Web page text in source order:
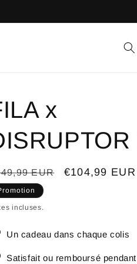
x
EUR
Prix
€104,99 EUR
incluses.
Un cadeau dans chaque colis
Satisfait ou remboursé